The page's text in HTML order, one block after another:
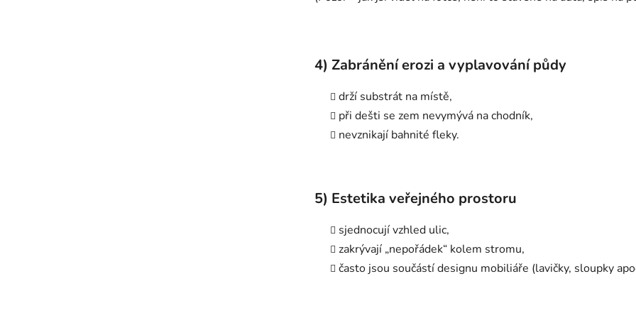
4) Zabránění erozi a vyplavování půdy
drží substrát na místě,
při dešti se zem nevymývá na chodník,
nevznikají bahnité fleky.
5) Estetika veřejného prostoru
sjednocují vzhled ulic,
zakrývají „nepořádek“ kolem stromu,
často jsou součástí designu mobiliáře (lavičky, sloupky